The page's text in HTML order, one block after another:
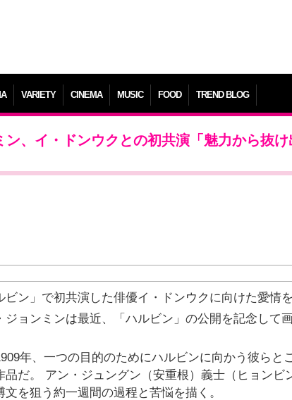
VARIETY CINEMA MUSIC FOOD TREND BLOG
ン、イ・ドンウクとの初共演「魅力から抜
ン」で初共演した俳優イ・ドンウクに向けた愛情を
ョンミンは最近、「ハルビン」の公開を記念して
年、一つの目的のためにハルビンに向かう彼らと
だ。 アン・ジュングン（安重根）義士（ヒョンビ
を狙う約一週間の過程と苦悩を描く。